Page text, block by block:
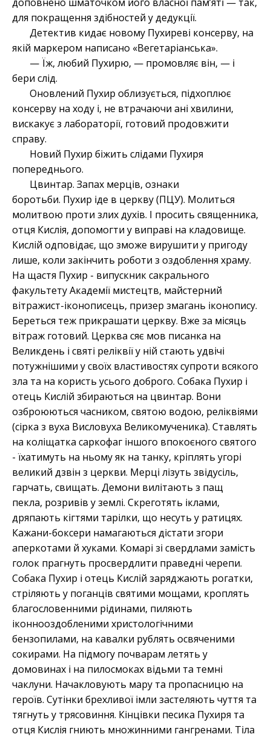
доповнено шматочком його власної пам’яті — так,
для покращення здібностей у дедукції.
Детектив кидає новому Пухиреві консерву, на
якій маркером написано «Вегетаріанська».
— Їж, любий Пухирю, — промовляє він, — і
бери слід.
Оновлений Пухир облизується, підхоплює
консерву на ходу і, не втрачаючи ані хвилини,
вискакує з лабораторії, готовий продовжити
справу.
Новий Пухир біжить слідами Пухиря
попереднього.
Цвинтар. Запах мерців, ознаки
боротьби. Пухир іде в церкву (ПЦУ). Молиться
молитвою проти злих духів. І просить священника,
отця Кислія, допомогти у виправі на кладовище.
Кислій одповідає, що зможе вирушити у пригоду
лише, коли закінчить роботи з оздоблення храму.
На щастя Пухир - випускник сакрального
факультету Академії мистецтв, майстерний
вітражист-іконописець, призер змагань іконопису.
Береться теж прикрашати церкву. Вже за місяць
вітраж готовий. Церква сяє мов писанка на
Великдень і святі реліквії у ній стають удвічі
потужнішими у своїх властивостях супроти всякого
зла та на користь усього доброго. Собака Пухир і
отець Кислій збираються на цвинтар. Вони
озброюються часником, святою водою, реліквіями
(сірка з вуха Висловуха Великомученика). Ставлять
на коліщатка саркофаг іншого впокоєного святого
- їхатимуть на ньому як на танку, кріплять угорі
великий дзвін з церкви. Мерці лізуть звідусіль,
гарчать, свищать. Демони вилітають з пащ
пекла, розривів у землі. Скреготять іклами,
дряпають кігтями тарілки, що несуть у ратицях.
Кажани-боксери намагаються дістати згори
аперкотами й хуками. Комарі зі свердлами замість
голок прагнуть просвердлити праведні черепи.
Собака Пухир і отець Кислій заряджають рогатки,
стріляють у поганців святими мощами, кроплять
благословенними рідинами, пиляють
іконнооздобленими христологічними
бензопилами, на кавалки рублять освяченими
сокирами. На підмогу почварам летять у
домовинах і на пилосмоках відьми та темні
чаклуни. Начакловують мару та пропасницю на
героїв. Сутінки брехливої імли застеляють чуття та
тягнуть у трясовиння. Кінцівки песика Пухиря та
отця Кислія гниють множинними гангренами. Тіла